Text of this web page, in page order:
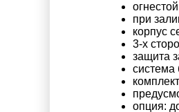
при
корпус
3-х
защита
система
опция: